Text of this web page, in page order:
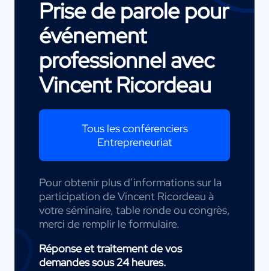
Prise de parole pour
événement
professionnel avec
Vincent Ricordeau
Tous les conférenciers
Entrepreneuriat
Pour obtenir plus d’informations sur la
participation de Vincent Ricordeau à
votre séminaire, table ronde ou congrès,
merci de remplir le formulaire.
Réponse et traitement de vos
demandes sous 24 heures.